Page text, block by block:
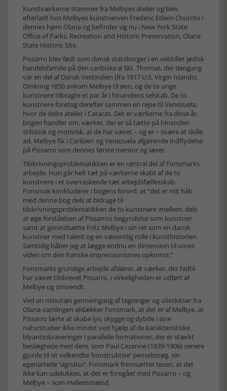
Kunstværkerne stammer fra Melbyes atelier og blev
efterladt hos Melbyes kunstnerven Frederic Edwin Churchs i
dennes hjem Olana og befinder sig nu i New York State
Office of Parks, Recreation and Historic Preservation, Olana
State Historic Site.
Pissarro blev født som dansk statsborger i en velstillet jødisk
handelsfamilie på den caribiske ø Skt. Thomas, der dengang
var en del af Dansk Vestindien (fra 1917 U.S. Virgin Islands).
Omkring 1850 ankom Melbye til øen, og de to unge
kunstnere tilbragte et par år i hinandens selskab. De to
kunstnere foretog derefter sammen en rejse til Venezuela,
hvor de delte atelier i Caracas. Det er værkerne fra disse år,
bogen handler om, værker, der er så tætte på hinanden
stilistisk og motivisk, at de har været – og er – svære at skille
ad. Melbye fik i Caribien og Venezuela afgørende indflydelse
på Pissarro som dennes første mentor og lærer.
Tilskrivningsproblematikken er en central del af Fonsmarks
arbejde. Hun går helt tæt på værkerne skabt af de to
kunstnere i et overraskende tæt arbejdsfællesskab.
Fonsmak konkluderer i bogens forord, at ”det er mit håb
med denne bog dels at bidrage til
tilskrivningsproblematikken de to kunstnere imellem, dels
at øge forståelsen af Pissarros begyndelse som kunstner
samt at genindsætte Fritz Melbye i sin ret som en dansk
kunstner med talent og en væsentlig rolle i kunsthistorien.
Samtidig håber jeg at lægge endnu en dimension til vores
viden om den franske impressionismes opkomst.”
Fonsmarks grundige arbejde afslører, at værker, der hidtil
har været tilskrevet Pissarro, i virkeligheden er udført af
Melbye og omvendt.
Ved en minutiøs gennemgang af tegninger og olieskitser fra
Olana-samlingen afdækker Fonsmark, at det er af Melbye, at
Pissarro lærte at skabe lys, skygge og dybde i sine
naturstudier ikke mindst ved hjælp af de karakteristiske
blyantsskraveringer i parallelle formationer, der er stærkt
beslægtede med dem, som Paul Cezanne (1839-1906) senere
gjorde til sit velkendte ’konstruktive’ penselstrøg, sin
egenartede ’signatur’. Fonsmark fremsætter tesen, at det
ikke kan udelukkes, at det er foregået med Pissarro – og
Melbye – som mellemmænd.